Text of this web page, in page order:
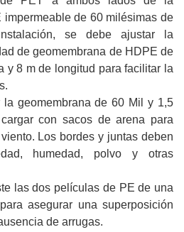
de 60 milésimas de
se debe ajustar la
de geomembrana de HDPE de
y 8 m de longitud para facilitar la
geomembrana de 60 Mil y 1,5
con sacos de arena para
Los bordes y juntas deben
humedad, polvo y otras
las dos películas de PE de una
asegurar una superposición
de arrugas.